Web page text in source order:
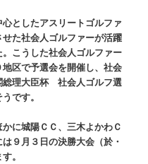
としたアスリートゴルファ
た社会人ゴルファーが活躍
こうした社会人ゴルファー
区で予選会を開催し、社会
総理大臣杯 社会人ゴルフ選
です。
に城陽ＣＣ、三木よかわＣ
９月３日の決勝大会（於・
。